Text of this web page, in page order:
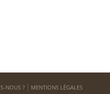
NOUS ? MENTIONS LÉGALES